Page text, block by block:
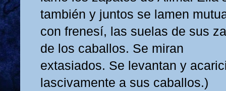
también y juntos se lamen
con frenesí, las suelas de sus
de los caballos. Se miran
extasiados. Se levantan y
lascivamente a sus caballos.)